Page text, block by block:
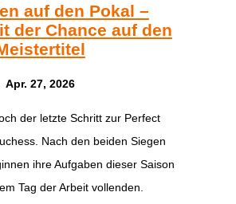
auf den Pokal –
der Chance auf den
Apr. 27, 2026
der letzte Schritt zur Perfect
Nach den beiden Siegen
ihre Aufgaben dieser Saison
Tag der Arbeit vollenden.